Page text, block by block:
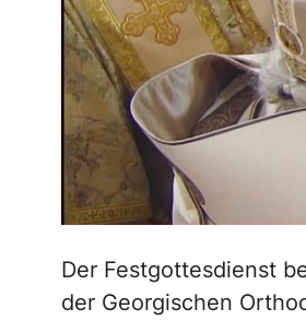
Der Festgottesdienst
der Georgischen